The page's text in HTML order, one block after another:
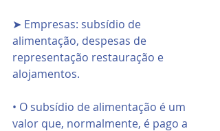
➤ Empresas: subsídio de
alimentação, despesas de
representação restauração e
alojamentos.
• O subsídio de alimentação é um
valor que, normalmente, é pago a